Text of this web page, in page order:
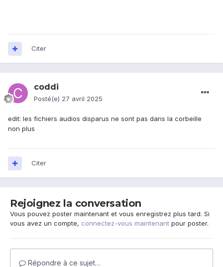
Citer
coddi
Posté(e) 27 avril 2025
edit: les fichiers audios disparus ne sont pas dans la corbeille
non plus
Citer
Rejoignez la conversation
Vous pouvez poster maintenant et vous enregistrez plus tard. Si
vous avez un compte, connectez-vous maintenant pour poster.
Répondre à ce sujet…